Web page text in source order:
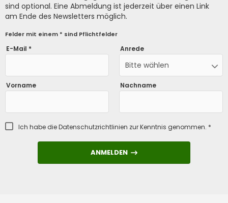
sind optional. Eine Abmeldung ist jederzeit über einen Link
am Ende des Newsletters möglich.
Felder mit einem * sind Pflichtfelder
E-Mail * Anrede
Bitte wählen
Vorname Nachname
Ich habe dieDatenschutzrichtlinien zur Kenntnis genommen. *
ANMELDEN
ANMELDEN